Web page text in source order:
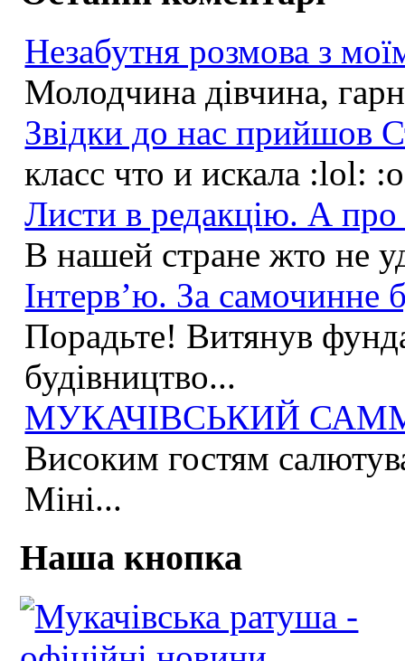
Незабутня розмова з
Молодчина дівчина,
Звідки до нас прийшов
класс что и искала :lol:
Листи в редакцію. А
В нашей стране жто не
Інтерв’ю. За самочинне
Порадьте! Витянув
будівництво...
МУКАЧІВСЬКИЙ
Високим гостям
Міні...
Наша кнопка